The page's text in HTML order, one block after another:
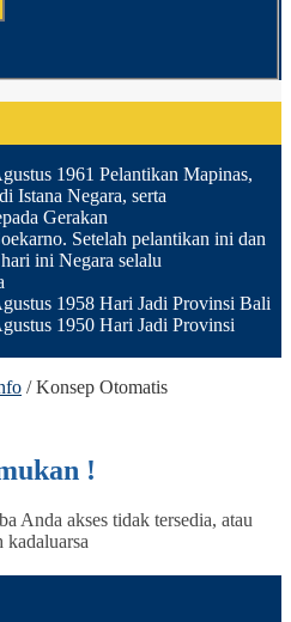
1961 Pelantikan Mapinas,
Istana Negara, serta
Gerakan
Setelah pelantikan ini dan
ini Negara selalu
1958 Hari Jadi Provinsi Bali
1950 Hari Jadi Provinsi
/Konsep Otomatis
!
Anda akses tidak tersedia, atau
kadaluarsa